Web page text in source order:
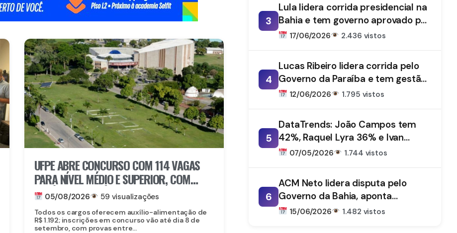
UFPE ABRE CONCURSO COM 114 VAGAS
PARA NÍVEL MÉDIO E SUPERIOR, COM
SALÁRIOS DE ATÉ R$ 5,2 MIL
05/08/2026 59 visualizações
Todos os cargos oferecem auxílio-alimentação de
R$ 1.192; inscrições em concurso vão até dia 8 de
setembro, com provas entre...
3
Lula lidera corrida presidencial na
Bahia e tem governo aprovado por
61%, aponta DataTrends
17/06/2026 2.436 vistos
4
Lucas Ribeiro lidera corrida pelo
Governo da Paraíba e tem gestão
aprovada por 66%, aponta
12/06/2026 1.795 vistos
5
DataTrends: João Campos tem
42%, Raquel Lyra 36% e Ivan
Moraes 1%
07/05/2026 1.744 vistos
6
ACM Neto lidera disputa pelo
Governo da Bahia, aponta
DataTrends
15/06/2026 1.482 vistos